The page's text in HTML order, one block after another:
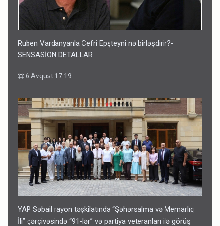
Ruben Vardanyanla Cefri Epşteyni nə birləşdirir?-
SENSASİON DETALLAR
6 Avqust 17:19
YAP Səbail rayon təşkilatında “Şəhərsalma və Memarlıq
İli” çərçivəsində “91-lər” və partiya veteranları ilə görüş